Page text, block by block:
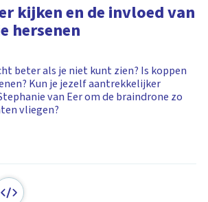
kijken en de invloed van
hersenen
beter als je niet kunt zien? Is koppen
Kun je jezelf aantrekkelijker
van Eer om de braindrone zo
vliegen?